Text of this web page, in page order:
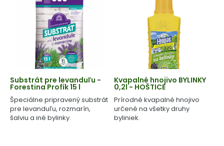
Substrát pre levanduľu -
Forestina Profík 15 l
Špeciálne pripravený substrát
pre levanduľu, rozmarín,
šalviu a iné bylinky.
Kvapalné hnojivo BYLINKY
0,2l - HOŠTICE
Prírodné kvapalné hnojivo
určené na všetky druhy
byliniek.